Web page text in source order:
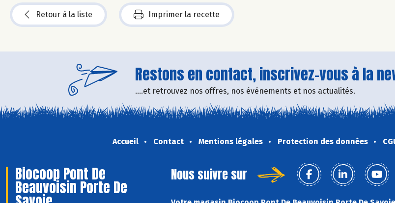
Retour à la liste Imprimer la recette
Restons en contact, inscrivez-vous à la
....et retrouvez nos offres, nos événements et nos actualités.
Accueil Contact Mentions légales Protection des données
Biocoop Pont De
Beauvoisin Porte De
Nous suivre sur